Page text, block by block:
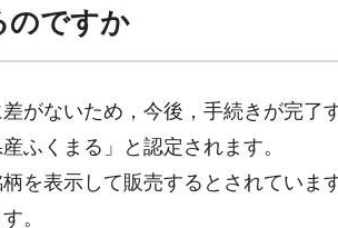
のですか
がないため，今後，手続きが完了
ふくまる」と認定されます。
を表示して販売するとされていま
。